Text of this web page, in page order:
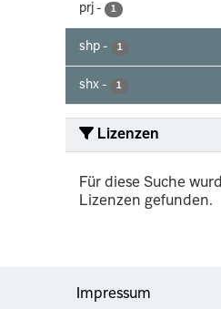
prj - 1
shp - 1
shx - 1
Lizenzen
Für diese Suche
Lizenzen gefunden.
Impressum